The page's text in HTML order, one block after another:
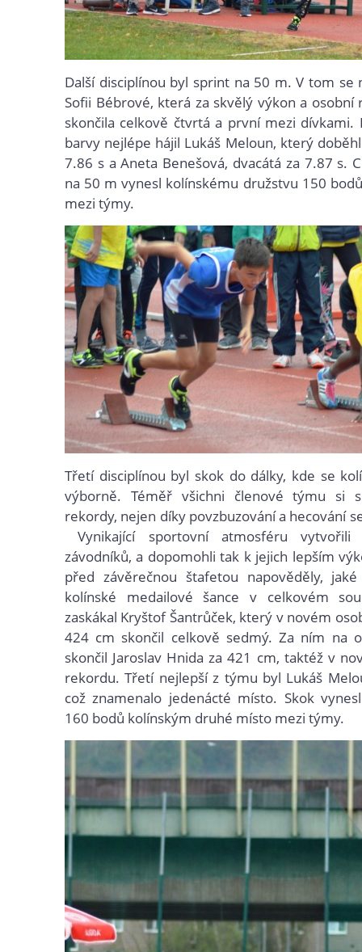
Další disciplínou byl sprint na 50 m. V tom se
Sofii Bébrové, která za skvělý výkon a osobní
skončila celkově čtvrtá a první mezi dívkami.
barvy nejlépe hájil Lukáš Meloun, který
7.86 s a Aneta Benešová, dvacátá za 7.87 s.
na 50 m vynesl kolínskému družstvu 150
mezi týmy.
Třetí disciplínou byl skok do dálky, kde se
výborně. Téměř všichni členové týmu si
rekordy, nejen díky povzbuzování a hecování
Vynikající sportovní atmosféru
závodníků, a dopomohli tak k jejich lepším
před závěrečnou štafetou napověděly,
kolínské medailové šance v celkovém
zaskákal Kryštof Šantrůček, který v novém
424 cm skončil celkově sedmý. Za ním na
skončil Jaroslav Hnida za 421 cm, taktéž v
rekordu. Třetí nejlepší z týmu byl Lukáš
což znamenalo jedenácté místo. Skok
160 bodů kolínským druhé místo mezi týmy.